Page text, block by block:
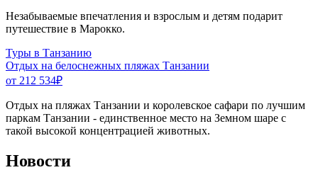
Незабываемые впечатления и взрослым и детям подарит
путешествие в Марокко.
Туры в Танзанию
Отдых на белоснежных пляжах Танзании
от 212 534₽
Отдых на пляжах Танзании и королевское сафари по лучшим
паркам Танзании - единственное место на Земном шаре с
такой высокой концентрацией животных.
Новости